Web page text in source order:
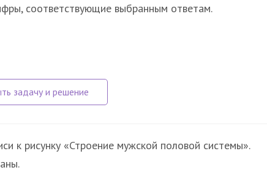
соответствующие выбранным ответам.
к рисунку «Строение мужской половой системы».